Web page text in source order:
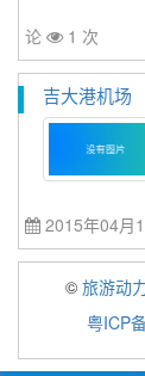
论
1 次
吉大港机场
2015年04月
© 旅游动
粤ICP